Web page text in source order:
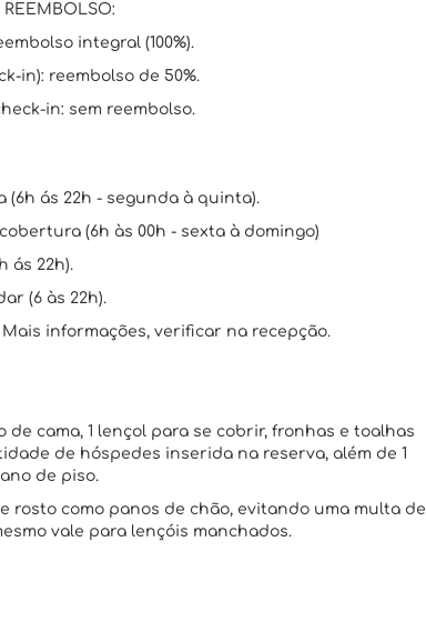
integral (100%).
in): reembolso de 50%.
in: sem reembolso.
(6h ás 22h - segunda à quinta).
(6h às 00h - sexta à domingo)
ás 22h).
(6 às 22h).
informações, verificar na recepção.
de cama, 1 lençol para se cobrir, fronhas e toalhas
de hóspedes inserida na reserva, além de 1
de piso.
rosto como panos de chão, evitando uma multa de
vale para lençóis manchados.